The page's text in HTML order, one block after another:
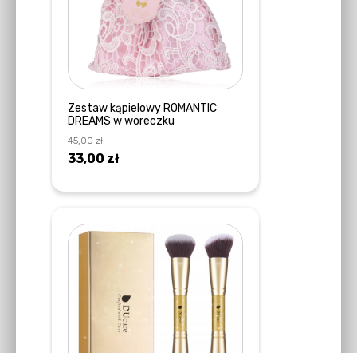
Zestaw kąpielowy ROMANTIC
DREAMS w woreczku
45,00zł
Pierwotna
wynosiła:
33,00 złAktualna
wynosi: